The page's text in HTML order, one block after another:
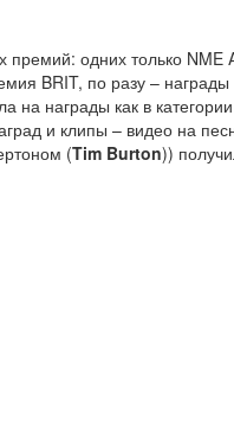
одних только
BRIT, по разу –
на награды как в
и клипы – видео на
(Tim Burton))